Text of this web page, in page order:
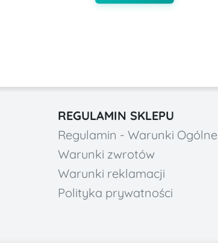
REGULAMIN SKLEPU
Regulamin - Warunki Ogólne
Warunki zwrotów
Warunki reklamacji
Polityka prywatności